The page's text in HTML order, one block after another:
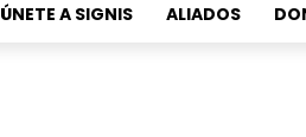
ÚNETE A SIGNIS ALIADOS